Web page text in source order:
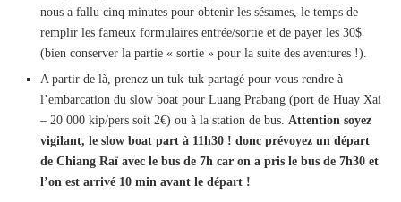
nous a fallu cinq minutes pour obtenir les sésames, le temps de
remplir les fameux formulaires entrée/sortie et de payer les 30$
(bien conserver la partie « sortie » pour la suite des aventures !).
A partir de là, prenez un tuk-tuk partagé pour vous rendre à
l’embarcation du slow boat pour Luang Prabang (port de Huay Xai
– 20 000 kip/pers soit 2€) ou à la station de bus. Attention soyez
vigilant, le slow boat part à 11h30 ! donc prévoyez un départ
de Chiang Raï avec le bus de 7h car on a pris le bus de 7h30 et
l’on est arrivé 10 min avant le départ !